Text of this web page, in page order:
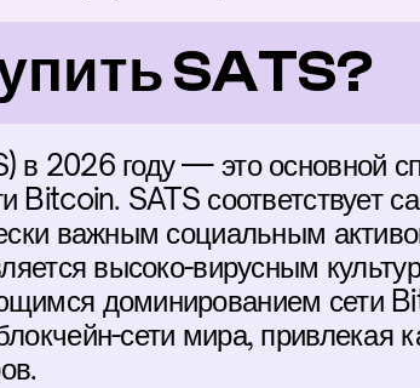
SATS?
в 2026 году — это основной
SATS соответствует
важным социальным
высоко-вирусным
доминированием сети
сети мира, привлекая